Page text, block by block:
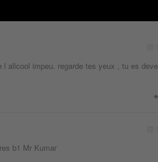
allcool impeu. regarde tes yeux , tu es
b1 Mr Kumar